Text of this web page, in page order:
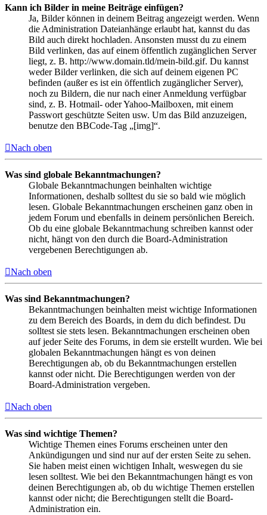
Kann ich Bilder in meine Beiträge einfügen?
Ja, Bilder können in deinem Beitrag angezeigt werden. Wenn
die Administration Dateianhänge erlaubt hat, kannst du das
Bild auch direkt hochladen. Ansonsten musst du zu einem
Bild verlinken, das auf einem öffentlich zugänglichen Server
liegt, z. B. http://www.domain.tld/mein-bild.gif. Du kannst
weder Bilder verlinken, die sich auf deinem eigenen PC
befinden (außer es ist ein öffentlich zugänglicher Server),
noch zu Bildern, die nur nach einer Anmeldung verfügbar
sind, z. B. Hotmail- oder Yahoo-Mailboxen, mit einem
Passwort geschützte Seiten usw. Um das Bild anzuzeigen,
benutze den BBCode-Tag „[img]“.
Nach oben
Was sind globale Bekanntmachungen?
Globale Bekanntmachungen beinhalten wichtige
Informationen, deshalb solltest du sie so bald wie möglich
lesen. Globale Bekanntmachungen erscheinen ganz oben in
jedem Forum und ebenfalls in deinem persönlichen Bereich.
Ob du eine globale Bekanntmachung schreiben kannst oder
nicht, hängt von den durch die Board-Administration
vergebenen Berechtigungen ab.
Nach oben
Was sind Bekanntmachungen?
Bekanntmachungen beinhalten meist wichtige Informationen
zu dem Bereich des Boards, in dem du dich befindest. Du
solltest sie stets lesen. Bekanntmachungen erscheinen oben
auf jeder Seite des Forums, in dem sie erstellt wurden. Wie bei
globalen Bekanntmachungen hängt es von deinen
Berechtigungen ab, ob du Bekanntmachungen erstellen
kannst oder nicht. Die Berechtigungen werden von der
Board-Administration vergeben.
Nach oben
Was sind wichtige Themen?
Wichtige Themen eines Forums erscheinen unter den
Ankündigungen und sind nur auf der ersten Seite zu sehen.
Sie haben meist einen wichtigen Inhalt, weswegen du sie
lesen solltest. Wie bei den Bekanntmachungen hängt es von
deinen Berechtigungen ab, ob du wichtige Themen erstellen
kannst oder nicht; die Berechtigungen stellt die Board-
Administration ein.